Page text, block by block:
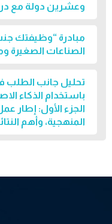
وعشرين دولة مع
مبادرة “وظيفتك
الصناعات الصغيرة
تحليل جانب
باستخدام الذكاء الاصطناعي
الجزء الأول: إطار
المنهجية، وأهم